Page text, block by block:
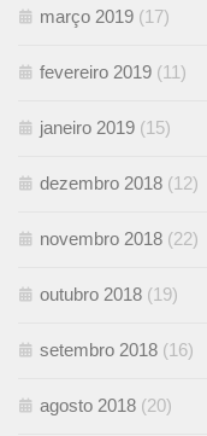
março 2019 (17)
fevereiro 2019 (11)
janeiro 2019 (15)
dezembro 2018 (12)
novembro 2018 (22)
outubro 2018 (19)
setembro 2018 (16)
agosto 2018 (20)